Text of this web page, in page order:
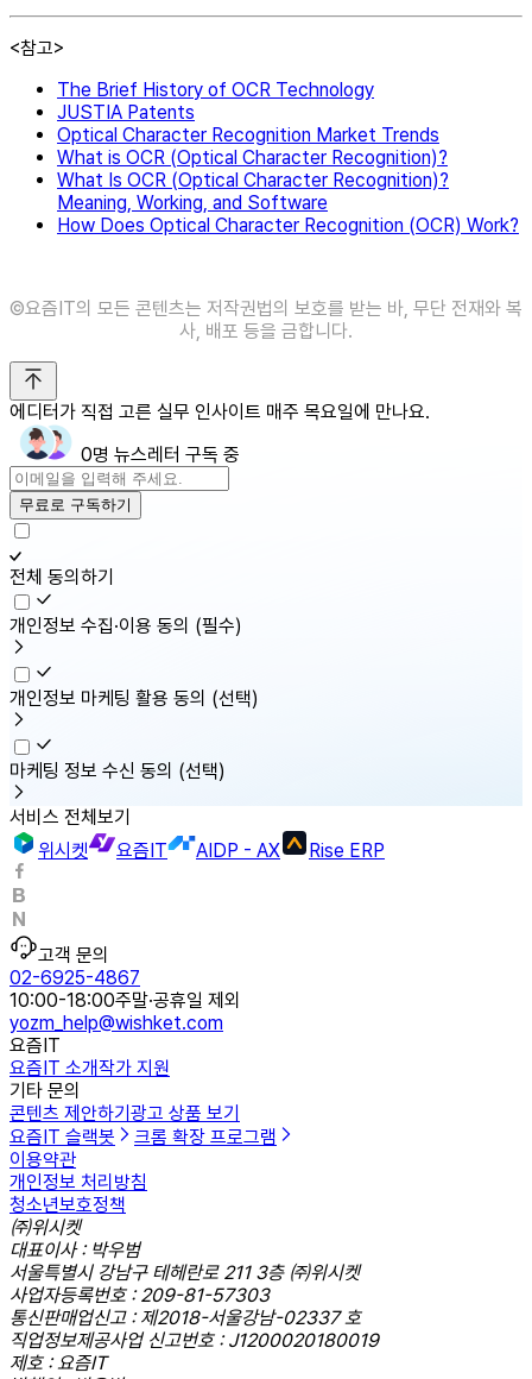
<참고>
The Brief History of OCR Technology
JUSTIA Patents
Optical Character Recognition Market Trends
What is OCR (Optical Character Recognition)?
What Is OCR (Optical Character Recognition)?
Meaning, Working, and Software
How Does Optical Character Recognition (OCR) Work?
©️요즘IT의 모든 콘텐츠는 저작권법의 보호를 받는 바, 무단 전재와 복
사, 배포 등을 금합니다.
에디터가 직접 고른 실무 인사이트 매주 목요일에 만나요.
0명 뉴스레터 구독 중
무료로 구독하기
전체 동의하기
개인정보 수집·이용 동의 (필수)
개인정보 마케팅 활용 동의 (선택)
마케팅 정보 수신 동의 (선택)
서비스 전체보기
위시켓
요즘IT AIDP - AX Rise ERP
고객 문의
02-6925-4867
10:00-18:00주말·공휴일 제외
yozm_help@wishket.com
요즘IT
요즘IT 소개작가 지원
기타 문의
콘텐츠 제안하기광고 상품 보기
요즘IT 슬랙봇
크롬 확장 프로그램
이용약관
개인정보 처리방침
청소년보호정책
㈜위시켓
대표이사 : 박우범
서울특별시 강남구 테헤란로 211 3층 ㈜위시켓
사업자등록번호 : 209-81-57303
통신판매업신고 : 제2018-서울강남-02337 호
직업정보제공사업 신고번호 : J1200020180019
제호 : 요즘IT